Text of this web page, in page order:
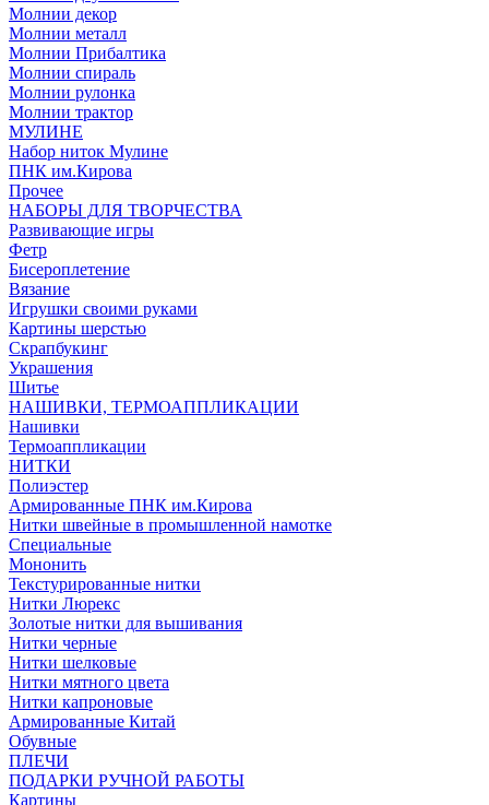
Молнии декор
Молнии металл
Молнии Прибалтика
Молнии спираль
Молнии рулонка
Молнии трактор
МУЛИНЕ
Набор ниток Мулине
ПНК им.Кирова
Прочее
НАБОРЫ ДЛЯ ТВОРЧЕСТВА
Развивающие игры
Фетр
Бисероплетение
Вязание
Игрушки своими руками
Картины шерстью
Скрапбукинг
Украшения
Шитье
НАШИВКИ, ТЕРМОАППЛИКАЦИИ
Нашивки
Термоаппликации
НИТКИ
Полиэстер
Армированные ПНК им.Кирова
Нитки швейные в промышленной намотке
Специальные
Мононить
Текстурированные нитки
Нитки Люрекс
Золотые нитки для вышивания
Нитки черные
Нитки шелковые
Нитки мятного цвета
Нитки капроновые
Армированные Китай
Обувные
ПЛЕЧИ
ПОДАРКИ РУЧНОЙ РАБОТЫ
Картины